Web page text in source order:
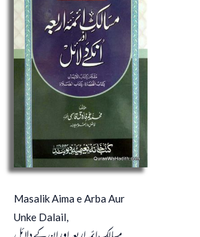
Masalik Aima e Arba Aur
Unke Dalail,